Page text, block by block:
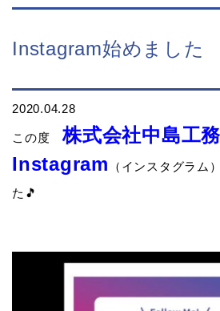
Instagram始めました
2020.04.28
この度株式会社中島工
Instagram
（インスタグラム
た🎵